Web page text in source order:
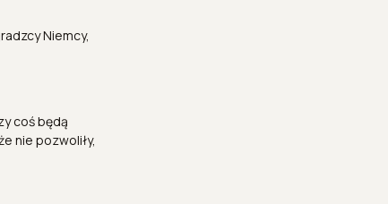
Niemcy,
coś będą
nie pozwoliły,